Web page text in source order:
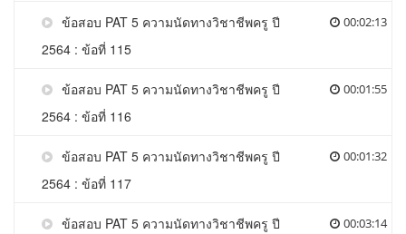
ข้อสอบ PAT 5 ความนัดทางวิชาชีพครู ปี
2564 : ข้อที่ 115
00:02:13
ข้อสอบ PAT 5 ความนัดทางวิชาชีพครู ปี
2564 : ข้อที่ 116
00:01:55
ข้อสอบ PAT 5 ความนัดทางวิชาชีพครู ปี
2564 : ข้อที่ 117
00:01:32
ข้อสอบ PAT 5 ความนัดทางวิชาชีพครู ปี
00:03:14